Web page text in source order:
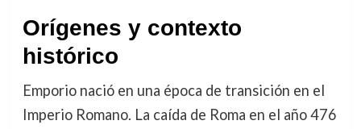
Orígenes y contexto
histórico
Emporio nació en una época de transición en el
Imperio Romano. La caída de Roma en el año 476